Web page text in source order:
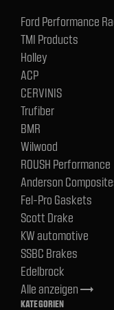
Ford Performance
TMI Products
Holley
ACP
CERVINIS
Trufiber
BMR
Wilwood
ROUSH Performance
Anderson
Fel-Pro Gaskets
Scott Drake
KW automotive
SSBC Brakes
Edelbrock
Alle anzeigentrending_flat
KATEGORIEN